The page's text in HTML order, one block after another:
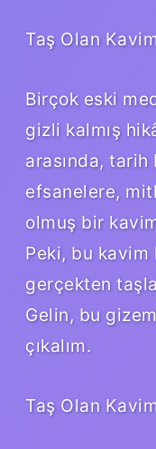
Taş Olan
Birçok eski
gizli kalmış
arasında,
efsanelere,
olmuş bir
Peki, bu kavim
gerçekten
Gelin, bu
çıkalım.
Taş Olan